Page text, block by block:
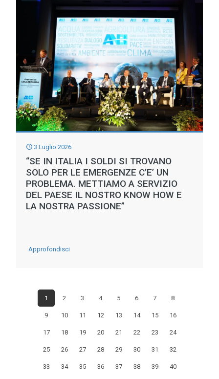
VERSO
L’EMERGENZA
IDRICA
AL
NORD
ITALIA:
FIUMI
DIMEZZATI
LAGHI
COSTANTE
CALO
3 Luglio 2026
“SE IN ITALIA I SOLDI SI TROVANO
SOLO PER LE EMERGENZE C’E’ UN
PROBLEMA. METTIAMO A SERVIZIO
DEL PAESE IL NOSTRO KNOW HOW E
LA NOSTRA PASSIONE”
Approfondisci-
TROVANO
SOLO
1 2 3 4 5 6 7 8
9 10 11 12 13 14 15 16
17 18 19 20 21 22 23 24
25 26 27 28 29 30 31 32
33 34 35 36 37 38 39 40